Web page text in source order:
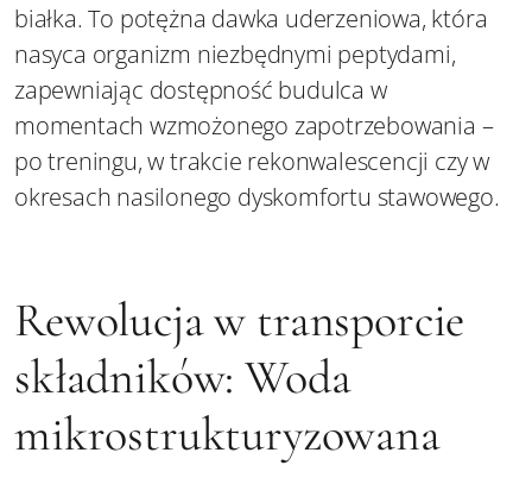
białka. To potężna dawka uderzeniowa, która
nasyca organizm niezbędnymi peptydami,
zapewniając dostępność budulca w
momentach wzmożonego zapotrzebowania –
po treningu, w trakcie rekonwalescencji czy w
okresach nasilonego dyskomfortu stawowego.
Rewolucja w transporcie
składników: Woda
mikrostrukturyzowana